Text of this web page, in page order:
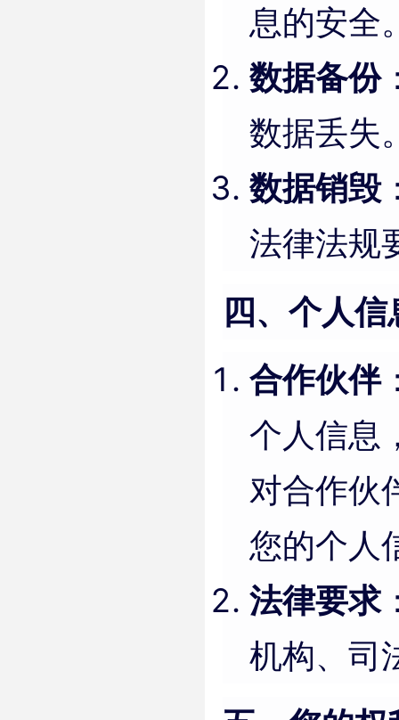
息的安全
数据备份
数据丢失
数据销毁
法律法规
四、个人
合作伙伴
个人信息
对合作伙
您的个人
法律要求
机构、司